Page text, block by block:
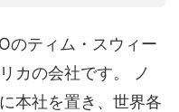
のティム・スウィー
カの会社です。 ノ
本社を置き、世界各